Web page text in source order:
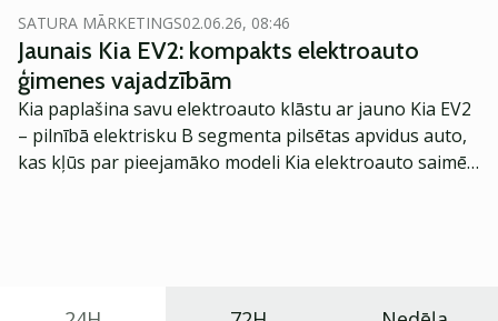
iespējusi pieaugt aptuveni par 13%. Tajā brīdī pat sāka
plaukt spekulācijas, ka zelts ir vien sācis ieskrieties
savā ceļā uz 3 tūkst. ASV dolāru par Trojas unci atzīmes
sasniegšanu.
SATURA MĀRKETINGS02.06.26, 08:46
Jaunais Kia EV2: kompakts elektroauto
ģimenes vajadzībām
Kia paplašina savu elektroauto klāstu ar jauno Kia EV2
– pilnībā elektrisku B segmenta pilsētas apvidus auto,
kas kļūs par pieejamāko modeli Kia elektroauto saimē